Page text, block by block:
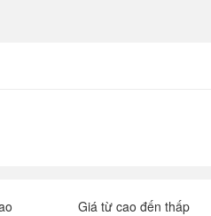
Giá từ cao đến thấp